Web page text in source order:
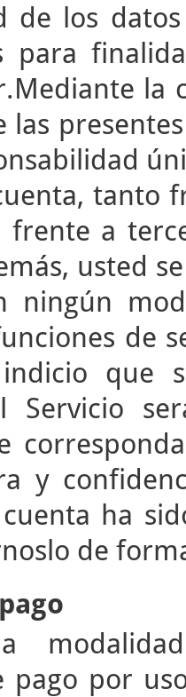
de los
para
la
las
tanto
frente a
usted
ningún
de
que
Servicio
y
ha
de
pago por